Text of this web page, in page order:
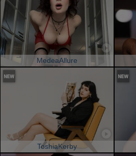
MedeaAllure
ToshiaKerby